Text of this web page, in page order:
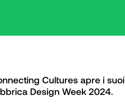
Cultures apre i
Design Week 2024.